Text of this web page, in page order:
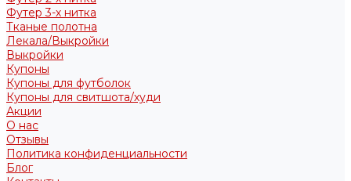
Футер 3-х нитка
Тканые полотна
Лекала/Выкройки
Выкройки
Купоны
Купоны для футболок
Купоны для свитшота/худи
Акции
О нас
Отзывы
Политика конфиденциальности
Блог